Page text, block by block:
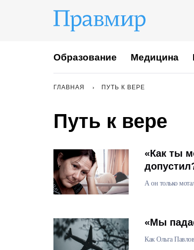
Образование Медицина
ГЛАВНАЯ ПУТЬ К ВЕРЕ
Путь к вере
«Как ты
А он только
«Мы
Как Ольга